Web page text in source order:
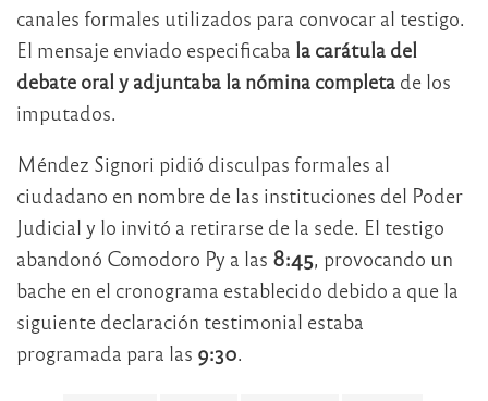
canales formales utilizados para convocar al testigo.
El mensaje enviado especificaba la carátula del
debate oral y adjuntaba la nómina completa de los
imputados.
Méndez Signori pidió disculpas formales al
ciudadano en nombre de las instituciones del Poder
Judicial y lo invitó a retirarse de la sede. El testigo
abandonó Comodoro Py a las 8:45, provocando un
bache en el cronograma establecido debido a que la
siguiente declaración testimonial estaba
programada para las 9:30.